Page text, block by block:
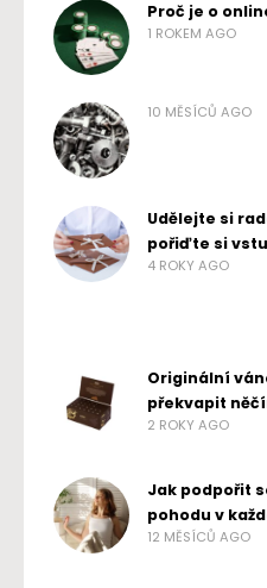
Proč je o
1 ROKEM AGO
10 MĚSÍCŮ AGO
Udělejte si
pořiďte si
4 ROKY AGO
Originální
překvapit
2 ROKY AGO
Jak podpořit
pohodu v
12 MĚSÍCŮ AGO